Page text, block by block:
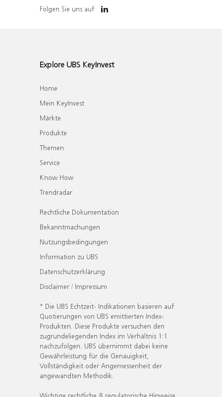
Folgen Sie uns auf
Explore UBS KeyInvest
Home
Mein KeyInvest
Märkte
Produkte
Themen
Service
Know How
Trendradar
Rechtliche Dokumentation
Bekanntmachungen
Nutzungsbedingungen
Information zu UBS
Datenschutzerklärung
Disclaimer / Impressum
* Die UBS Echtzeit- Indikationen basieren auf
Quotierungen von UBS emittierten Index-
Produkten. Diese Produkte versuchen den
zugrundeliegenden Index im Verhältnis 1:1
nachzufolgen. UBS übernimmt dabei keine
Gewährleistung für die Genauigkeit,
Vollständigkeit oder Angemessenheit der
angewandten Methodik.